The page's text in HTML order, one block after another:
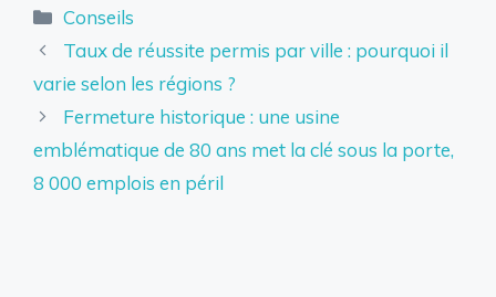
Catégories
Conseils
Taux de réussite permis par ville : pourquoi il
varie selon les régions ?
Fermeture historique : une usine
emblématique de 80 ans met la clé sous la porte,
8 000 emplois en péril